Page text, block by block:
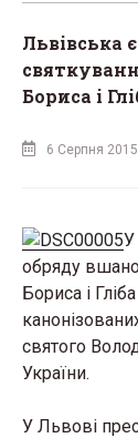
Львівська
Бориса і
6 Серпня
У
обряду
Бориса і
святого
України.
У Львові